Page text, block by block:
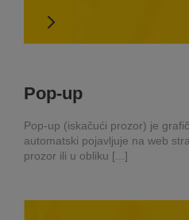
Pop-up
Pop-up (iskačući prozor) je
automatski pojavljuje na web
prozor ili u obliku [...]